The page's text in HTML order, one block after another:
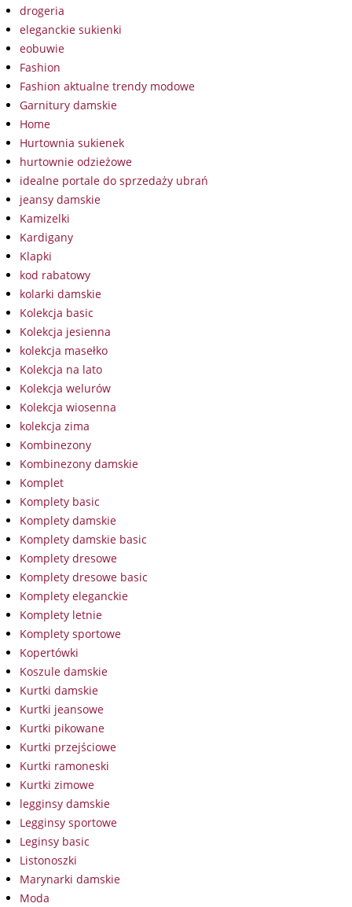
drogeria
eleganckie sukienki
eobuwie
Fashion
Fashion aktualne trendy modowe
Garnitury damskie
Home
Hurtownia sukienek
hurtownie odzieżowe
idealne portale do sprzedaży ubrań
jeansy damskie
Kamizelki
Kardigany
Klapki
kod rabatowy
kolarki damskie
Kolekcja basic
Kolekcja jesienna
kolekcja masełko
Kolekcja na lato
Kolekcja welurów
Kolekcja wiosenna
kolekcja zima
Kombinezony
Kombinezony damskie
Komplet
Komplety basic
Komplety damskie
Komplety damskie basic
Komplety dresowe
Komplety dresowe basic
Komplety eleganckie
Komplety letnie
Komplety sportowe
Kopertówki
Koszule damskie
Kurtki damskie
Kurtki jeansowe
Kurtki pikowane
Kurtki przejściowe
Kurtki ramoneski
Kurtki zimowe
legginsy damskie
Legginsy sportowe
Leginsy basic
Listonoszki
Marynarki damskie
Moda